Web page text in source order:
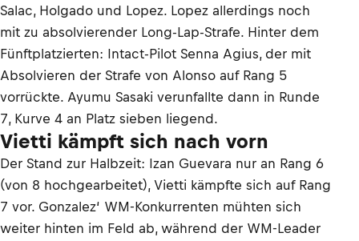
Salac, Holgado und Lopez. Lopez allerdings noch
mit zu absolvierender Long-Lap-Strafe. Hinter dem
Fünftplatzierten: Intact-Pilot Senna Agius, der mit
Absolvieren der Strafe von Alonso auf Rang 5
vorrückte. Ayumu Sasaki verunfallte dann in Runde
7, Kurve 4 an Platz sieben liegend.
Vietti kämpft sich nach vorn
Der Stand zur Halbzeit: Izan Guevara nur an Rang 6
(von 8 hochgearbeitet), Vietti kämpfte sich auf Rang
7 vor. Gonzalez‘ WM-Konkurrenten mühten sich
weiter hinten im Feld ab, während der WM-Leader